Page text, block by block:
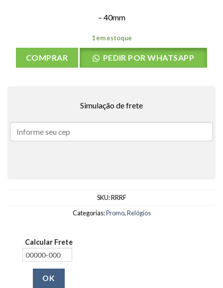
– 40mm
1 em estoque
COMPRAR PEDIR POR WHATSAPP
Simulação de frete
SKU:RRRF
Categorias:Promo,Relógios
Calcular Frete
OK